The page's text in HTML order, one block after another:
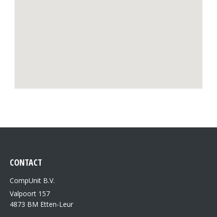
CONTACT
CompUnit B.V.
Valpoort 157
4873 BM Etten-Leur